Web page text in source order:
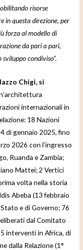
risorse
in questa direzione, per
forza al modello di
da pari a pari,
condiviso”.
Chigi, si
internazionali in
18 Nazioni
di gennaio 2025, fino
2026 con l’ingresso
Ruanda e Zambia;
Mattei; 2 Vertici
volta nella storia
Abeba (13 febbraio
e di Governo; 76
dal Comitato
interventi in Africa, di
dalla Relazione (1°